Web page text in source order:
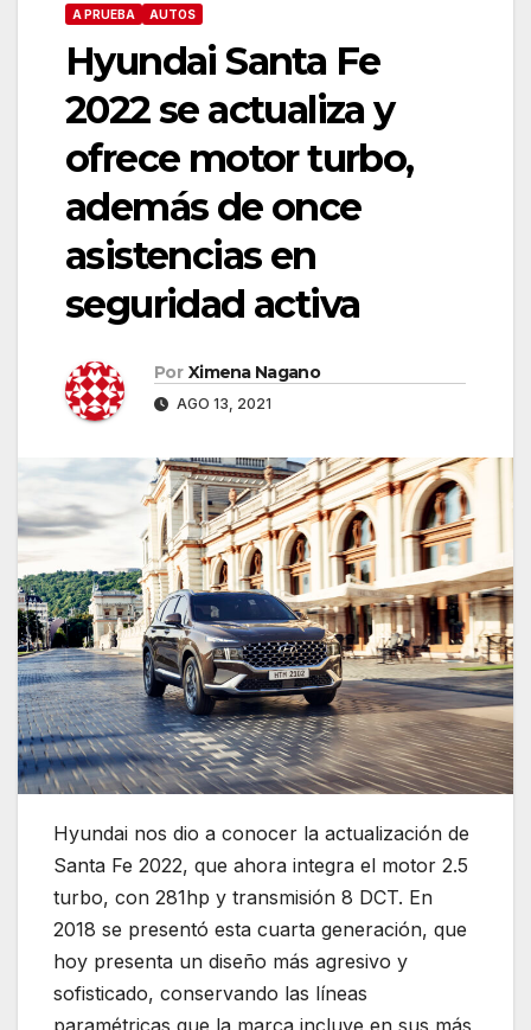
A PRUEBA AUTOS
Hyundai Santa Fe
2022 se actualiza y
ofrece motor turbo,
además de once
asistencias en
seguridad activa
Por Ximena Nagano
AGO 13, 2021
Hyundai nos dio a conocer la actualización de
Santa Fe 2022, que ahora integra el motor 2.5
turbo, con 281hp y transmisión 8 DCT. En
2018 se presentó esta cuarta generación, que
hoy presenta un diseño más agresivo y
sofisticado, conservando las líneas